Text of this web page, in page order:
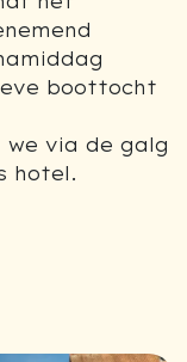
boottocht
we via de galg
hotel.